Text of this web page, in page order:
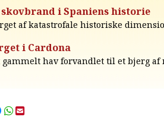
i Spaniens historie
af katastrofale historiske
i Cardona
gammelt hav forvandlet til et bjerg af